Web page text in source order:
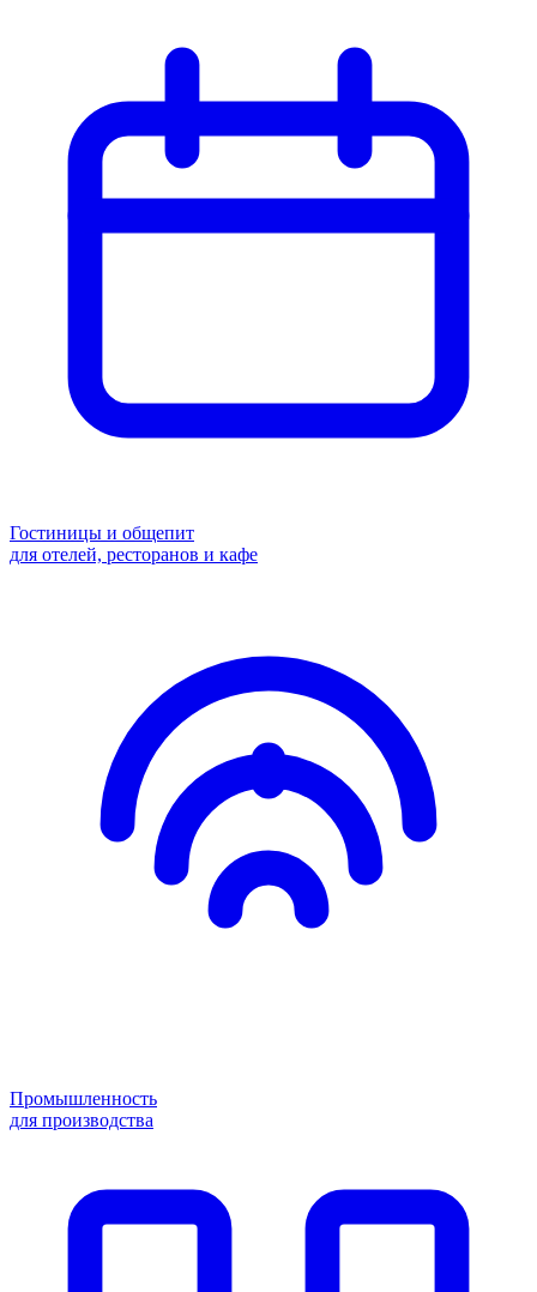
Гостиницы и общепит
для отелей, ресторанов и кафе
Промышленность
для производства